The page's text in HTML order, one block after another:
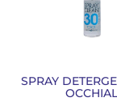
SPRAY